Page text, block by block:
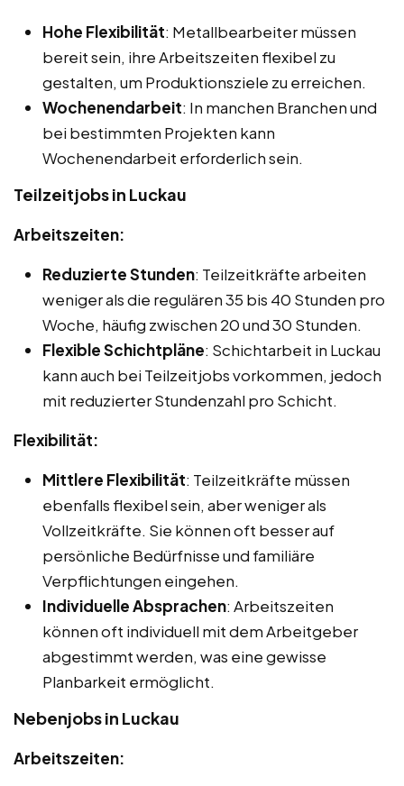
Hohe Flexibilität: Metallbearbeiter müssen
bereit sein, ihre Arbeitszeiten flexibel zu
gestalten, um Produktionsziele zu erreichen.
Wochenendarbeit: In manchen Branchen und
bei bestimmten Projekten kann
Wochenendarbeit erforderlich sein.
Teilzeitjobs in Luckau
Arbeitszeiten:
Reduzierte Stunden: Teilzeitkräfte arbeiten
weniger als die regulären 35 bis 40 Stunden pro
Woche, häufig zwischen 20 und 30 Stunden.
Flexible Schichtpläne: Schichtarbeit in Luckau
kann auch bei Teilzeitjobs vorkommen, jedoch
mit reduzierter Stundenzahl pro Schicht.
Flexibilität:
Mittlere Flexibilität: Teilzeitkräfte müssen
ebenfalls flexibel sein, aber weniger als
Vollzeitkräfte. Sie können oft besser auf
persönliche Bedürfnisse und familiäre
Verpflichtungen eingehen.
Individuelle Absprachen: Arbeitszeiten
können oft individuell mit dem Arbeitgeber
abgestimmt werden, was eine gewisse
Planbarkeit ermöglicht.
Nebenjobs in Luckau
Arbeitszeiten: